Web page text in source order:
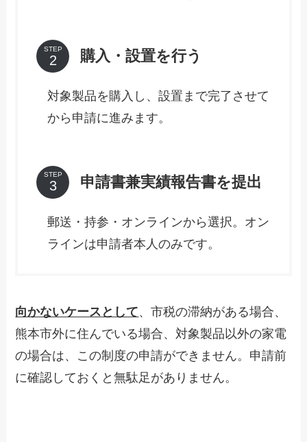
STEP 購入・設置を行う
対象製品を購入し、設置まで完了させて
から申請に進みます。
STEP 申請書兼実績報告書を提出
郵送・持参・オンラインから選択。オン
ラインは申請者本人のみです。
向かないケースとして、市税の滞納がある場合、
熊本市外に住んでいる場合、対象製品以外の家電
の場合は、この制度の申請ができません。申請前
に確認しておくと無駄足がありません。